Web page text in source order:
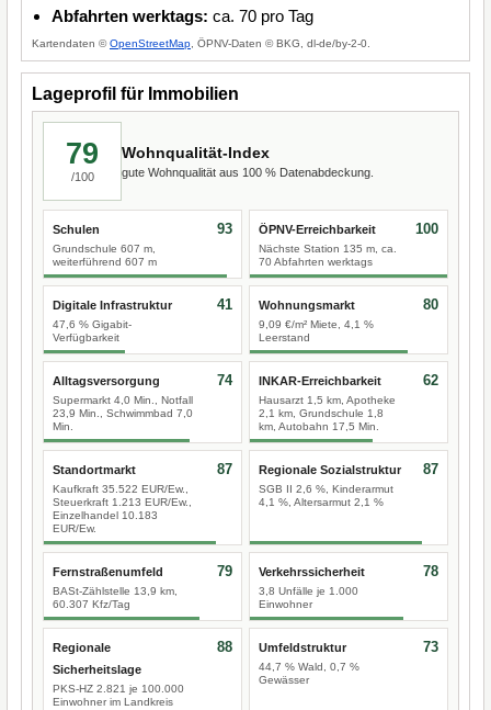
Abfahrten werktags: ca. 70 pro Tag
Kartendaten ©OpenStreetMap , ÖPNV-Daten © BKG, dl-de/by-2-0.
Lageprofil für Immobilien
79
/100
Wohnqualität-Index
gute Wohnqualität aus 100 % Datenabdeckung.
Schulen
Grundschule 607 m,
weiterführend 607 m
93 ÖPNV-Erreichbarkeit
Nächste Station 135 m, ca.
70 Abfahrten werktags
100
Digitale Infrastruktur
47,6 % Gigabit-
Verfügbarkeit
41 Wohnungsmarkt
9,09 €/m² Miete, 4,1 %
Leerstand
80
Alltagsversorgung
Supermarkt 4,0 Min., Notfall
23,9 Min., Schwimmbad 7,0
Min.
74 INKAR-Erreichbarkeit
Hausarzt 1,5 km, Apotheke
2,1 km, Grundschule 1,8
km, Autobahn 17,5 Min.
62
Standortmarkt
Kaufkraft 35.522 EUR/Ew.,
Steuerkraft 1.213 EUR/Ew.,
Einzelhandel 10.183
EUR/Ew.
87 Regionale Sozialstruktur
SGB II 2,6 %, Kinderarmut
4,1 %, Altersarmut 2,1 %
87
Fernstraßenumfeld
BASt-Zählstelle 13,9 km,
60.307 Kfz/Tag
79 Verkehrssicherheit
3,8 Unfälle je 1.000
Einwohner
78
Regionale
Sicherheitslage
PKS-HZ 2.821 je 100.000
Einwohner im Landkreis
88 Umfeldstruktur
44,7 % Wald, 0,7 %
Gewässer
73